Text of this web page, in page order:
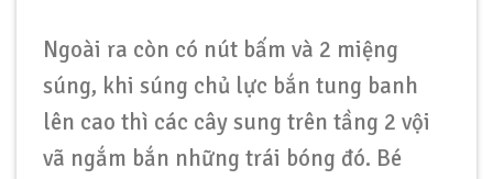
Ngoài ra còn có nút bấm và 2 miệng
súng, khi súng chủ lực bắn tung banh
lên cao thì các cây sung trên tầng 2 vội
vã ngắm bắn những trái bóng đó. Bé